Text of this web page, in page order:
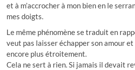
et à m’accrocher à mon bien en le
mes doigts.
Le même phénomène se traduit en
veut pas laisser échapper son amour et
encore plus étroitement.
Cela ne sert à rien. Si jamais il devait